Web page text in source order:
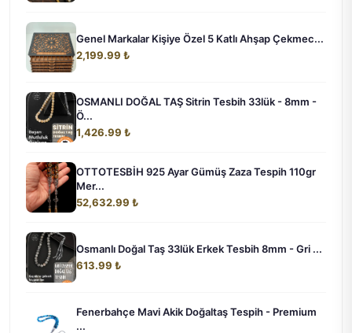
Genel Markalar Kişiye Özel 5 Katlı Ahşap Çekmec...
2,199.99 ₺
OSMANLI DOĞAL TAŞ Sitrin Tesbih 33lük - 8mm -
Ö...
1,426.99 ₺
OTTOTESBİH 925 Ayar Gümüş Zaza Tespih 110gr
Mer...
52,632.99 ₺
Osmanlı Doğal Taş 33lük Erkek Tesbih 8mm - Gri ...
613.99 ₺
Fenerbahçe Mavi Akik Doğaltaş Tespih - Premium
...